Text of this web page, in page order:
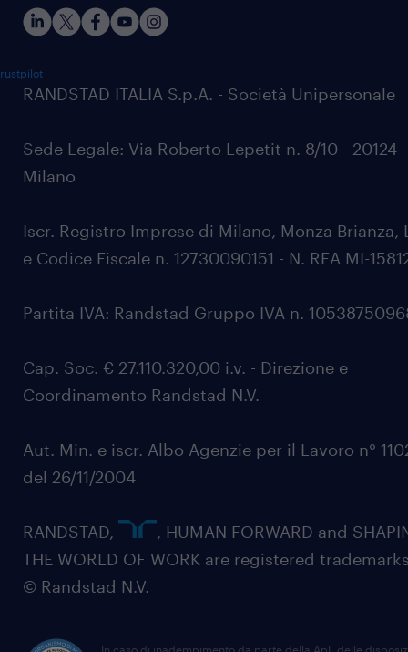
RANDSTAD ITALIA S.p.A. - Società Unipersonale
Sede Legale: Via Roberto Lepetit n. 8/10 - 20124
Milano
Iscr. Registro Imprese di Milano, Monza Brianza,
e Codice Fiscale n. 12730090151 - N. REA MI-
Partita IVA: Randstad Gruppo IVA n.
Cap. Soc. € 27.110.320,00 i.v. - Direzione e
Coordinamento Randstad N.V.
Aut. Min. e iscr. Albo Agenzie per il Lavoro n°
del 26/11/2004
RANDSTAD,
, HUMAN FORWARD and
THE WORLD OF WORK are registered
© Randstad N.V.